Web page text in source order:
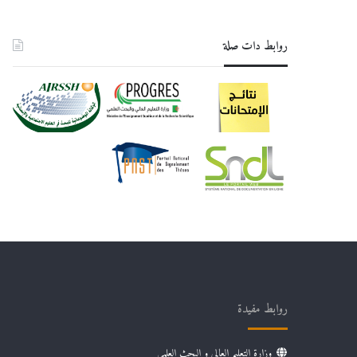
روابط دات صلة
روابط مفيدة